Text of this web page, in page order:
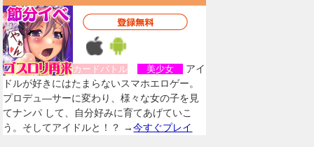
カードバトル 美少女
アイ
ドルが好きにはたまらないスマホエロゲー。
プロデュ―サーに変わり、様々な女の子を見
てナンパ して、自分好みに育てあげていこ
う。そしてアイドルと！？ →今すぐプレイ